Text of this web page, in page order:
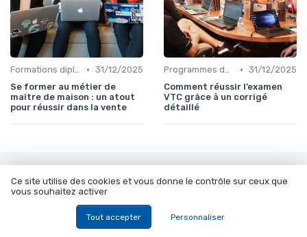
Formations diplômantes • 31/12/2025
Se former au métier de
maître de maison : un atout
pour réussir dans la vente
Programmes de certification • 31/12/2025
Comment réussir l’examen
VTC grâce à un corrigé
détaillé
Les articles par date
Juillet 2024
Ce site utilise des cookies et vous donne le contrôle sur ceux que
vous souhaitez activer
Tout accepter Personnaliser